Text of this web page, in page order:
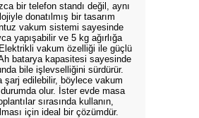
bir telefon standı değil, aynı
donatılmış bir tasarım
vakum sistemi sayesinde
yapışabilir ve 5 kg ağırlığa
vakum özelliği ile güçlü
batarya kapasitesi sayesinde
bile işlevselliğini sürdürür.
şarj edilebilir, böylece vakum
olur. İster evde masa
sırasında kullanın,
için ideal bir çözümdür.